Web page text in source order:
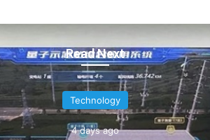
Read Next
Technology
4 days ago